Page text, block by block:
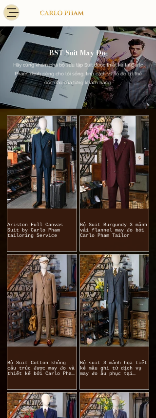
BST Suit May Đo
Hãy cùng khám phá bộ sưu tập Suit được thiết kế tại Carlo
Pham, dành riêng cho lối sống, tính cách và số đo cơ thể
độc đáo của từng khách hàng.
Ariston Full Canvas
Suit by Carlo Pham
tailoring Service
Bộ Suit Burgundy 3 mảnh
vải flannel may đo bởi
Carlo Pham Tailor
Bộ Suit Cotton không
cấu trúc được may đo và
thiết kế bởi Carlo Pham
Bộ suit 3 mảnh họa tiết
kẻ mầu ghi từ dịch vụ
may đo âu phục tại